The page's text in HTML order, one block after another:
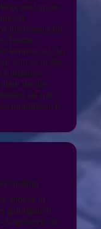
und grüne
interessant für
Teams.
kennen, ist das
gibt es in der
Einsteiger
ihr die
sie mit
gibt es in
gelungenen
Angeboten ist